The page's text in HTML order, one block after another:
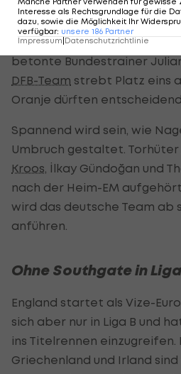
Deutschland bestreitet am
den ersten Auftritt gegen
Wettbewerbe sind dafür da,
betonte Bundestrainer
DFB-Team strebt Platz eins
Oranje dürften entscheidend
Spannend wird sein, wie
Umbruch gestaltet. Torhüter
Kroos , İlkay Gündoğan und
nach der Heim-EM
wird das deutsche Team ab
anführen.
Ohne Southgate in
England startet als Vize-
sich aber nur in Liga B und
ins Titelrennen einzugreifen.
Griechenland und Irland
Interesse als Rechtsgrundlage für die
dazu, sowie die Möglichkeit Ihr
verfügbar: unsere 186 Partner
Impressum|Datenschutzrichtlinie